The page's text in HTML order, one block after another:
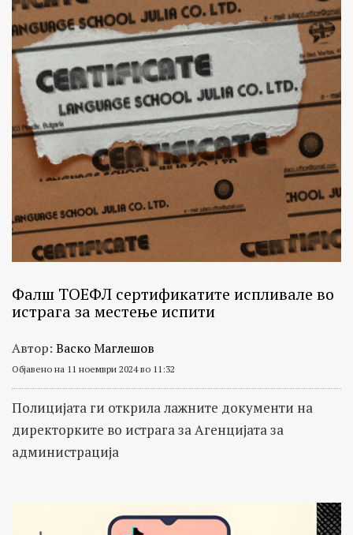
Фалш ТОЕФЛ сертификатите испливале во
истрага за местење испити
Автор: Васко Маглешов
Објавено на 11 ноември 2024 во 11:32
Полицијата ги открила лажните документи на
директорките во истрага за Агенцијата за
администрација